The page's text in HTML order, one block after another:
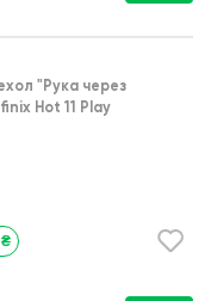
"Рука через
Hot 11 Play
₴